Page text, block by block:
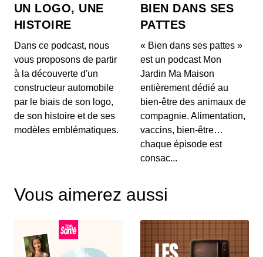
Travaux, bricolage : quels sont les
produits à éviter ?
00:07:39 - IL Y A 5 ANS
L'air intérieur est-il plus pollué que
celui de la rue ?
00:14:43 - IL Y A 5 ANS
Nombreux sont les produits nocifs utilisés pour
UN LOGO, UNE
HISTOIRE
Dans ce podcast, nous
vous proposons de partir
à la découverte d'un
constructeur automobile
par le biais de son logo,
de son histoire et de ses
modèles emblématiques.
BIEN DANS SES
PATTES
« Bien dans ses pattes »
est un podcast Mon
Jardin Ma Maison
entièrement dédié au
bien-être des animaux de
compagnie. Alimentation,
vaccins, bien-être…
chaque épisode est
consac...
Vous aimerez aussi